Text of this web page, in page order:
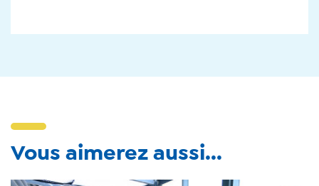
Vous aimerez aussi...